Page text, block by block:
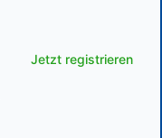
Jetzt registrieren